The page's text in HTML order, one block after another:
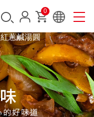
0
紅蔥鹹湯圓